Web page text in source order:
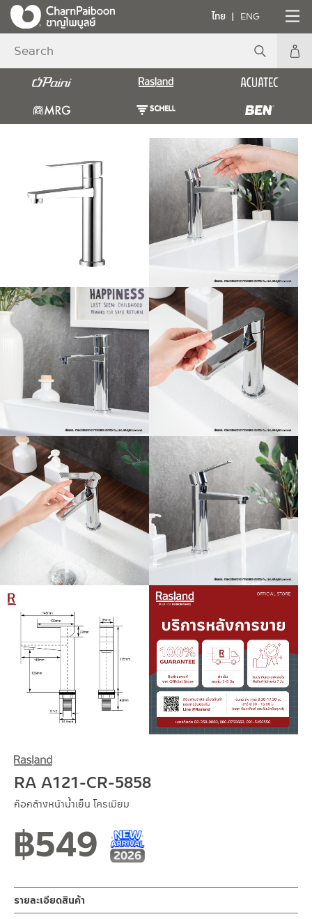
ไทย ENG
RA A121-CR-5858
ก๊อกล้างหน้าน้ำเย็น โครเมียม
฿549
รายละเอียดสินค้า